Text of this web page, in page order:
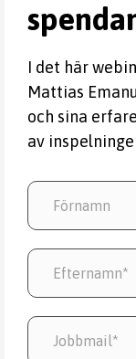
I det här
Mattias
och sina
av